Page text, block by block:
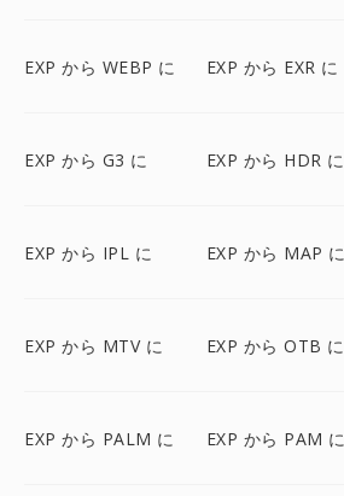
EXP から WEBP に EXP から EXR に
EXP から G3 に EXP から HDR に
EXP から IPL に EXP から MAP に
EXP から MTV に EXP から OTB に
EXP から PALM に EXP から PAM に